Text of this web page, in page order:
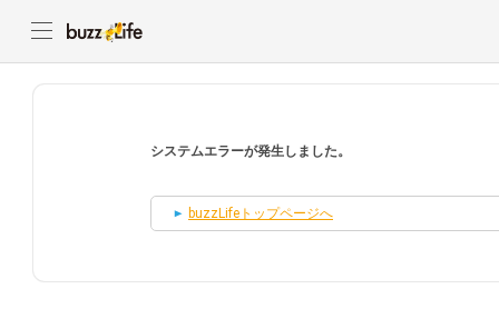
システムエラーが発生しました。
buzzLifeトップページへ